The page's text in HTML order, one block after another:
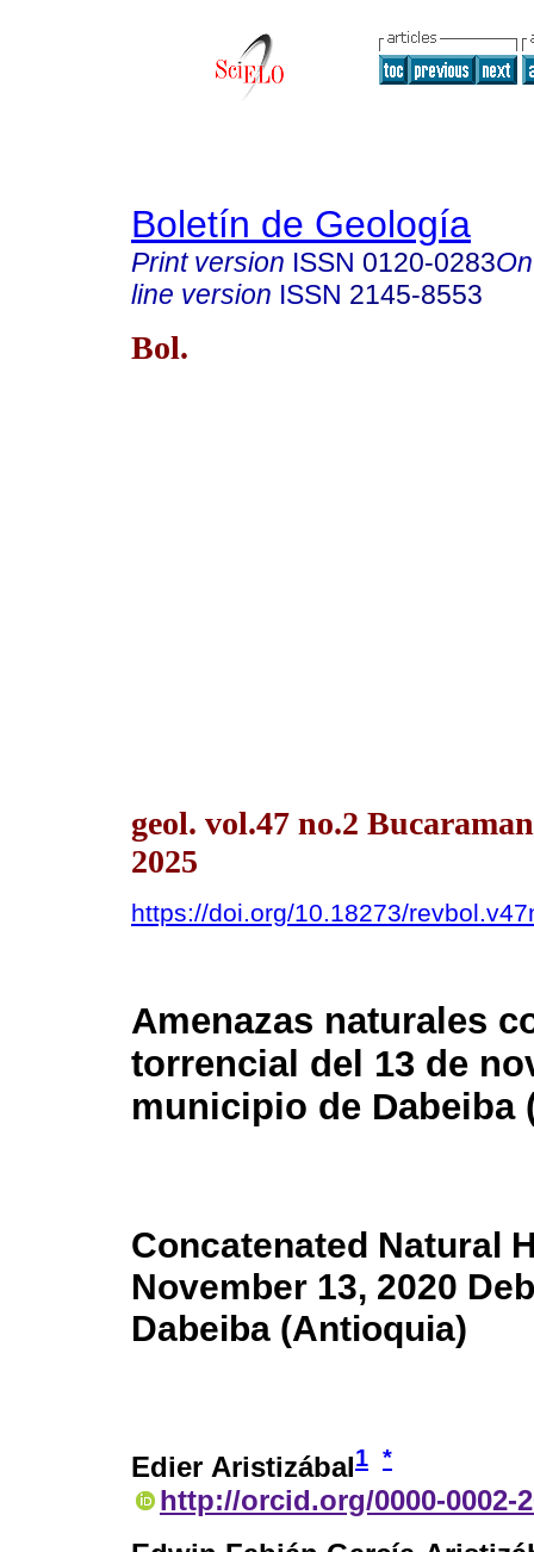
Boletín de Geología
Print version ISSN 0120-0283
line version ISSN 2145-8553
Bol.
geol. vol.47 no.2
2025
https://doi.org/10.18273/
Amenazas naturales
torrencial del 13 de
municipio de Dabeiba
Concatenated Natural
November 13, 2020
Dabeiba (Antioquia)
Edier Aristizábal1 *
http://orcid.org/0000-0002-